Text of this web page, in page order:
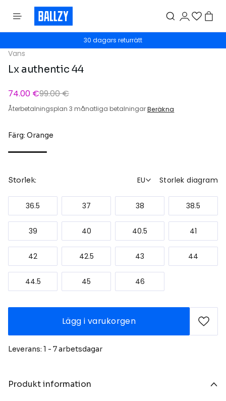
30 dagars returrätt
Vans
Lx authentic 44
74.00 €99.00 €
Återbetalningsplan 3 månatliga betalningarBeräkna
Färg: Orange
Storlek: EU Storlek diagram
36.5 37 38 38.5
39 40 40.5 41
42 42.5 43 44
44.5 45 46
Lägg i varukorgen
Leverans: 1 - 7 arbetsdagar
Produkt information